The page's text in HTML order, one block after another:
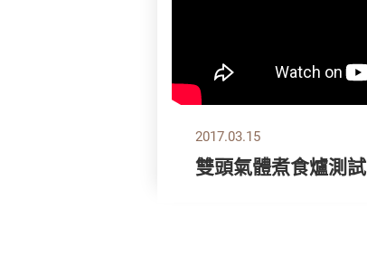
2017.03.15
雙頭氣體煮食爐測試